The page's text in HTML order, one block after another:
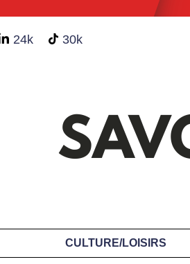
24k 30k
CULTURE/LOISIRS